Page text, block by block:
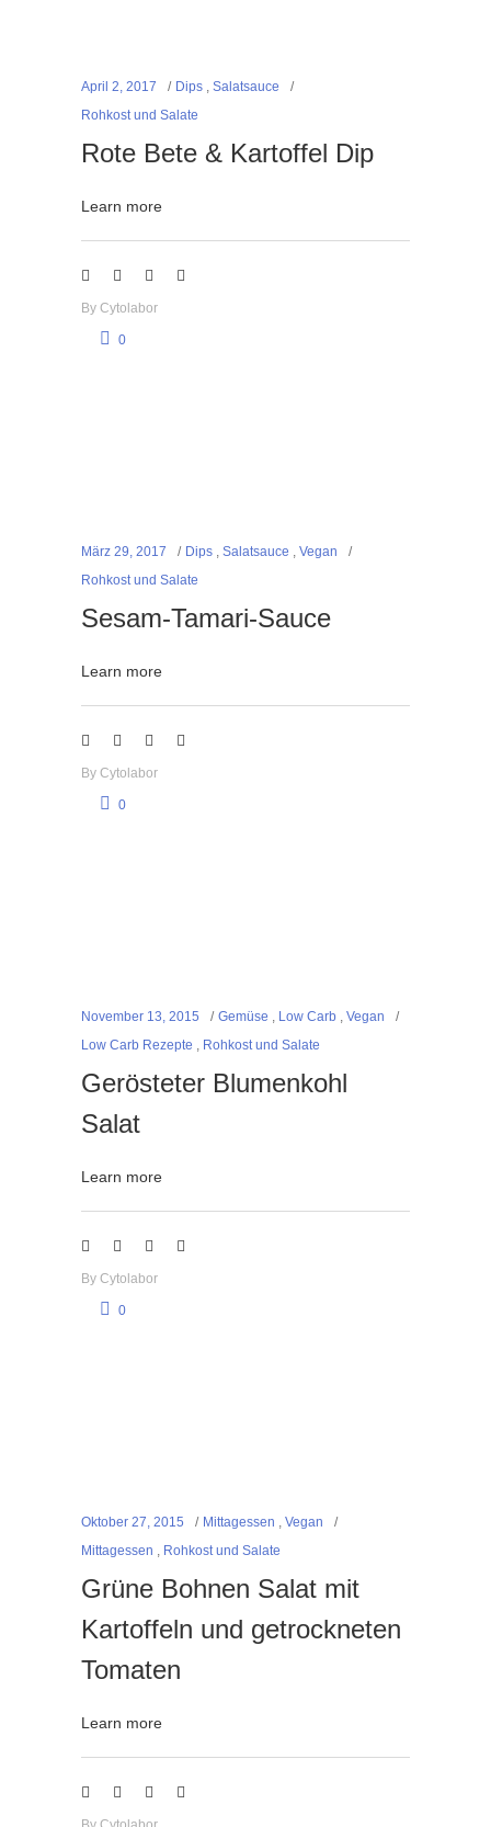
April 2, 2017 Dips , Salatsauce
Rohkost und Salate
Rote Bete & Kartoffel Dip
Learn more
By Cytolabor
0
März 29, 2017 Dips , Salatsauce , Vegan
Rohkost und Salate
Sesam-Tamari-Sauce
Learn more
By Cytolabor
0
November 13, 2015 Gemüse , Low Carb , Vegan
Low Carb Rezepte , Rohkost und Salate
Gerösteter Blumenkohl
Salat
Learn more
By Cytolabor
0
Oktober 27, 2015 Mittagessen , Vegan
Mittagessen , Rohkost und Salate
Grüne Bohnen Salat mit
Kartoffeln und getrockneten
Tomaten
Learn more